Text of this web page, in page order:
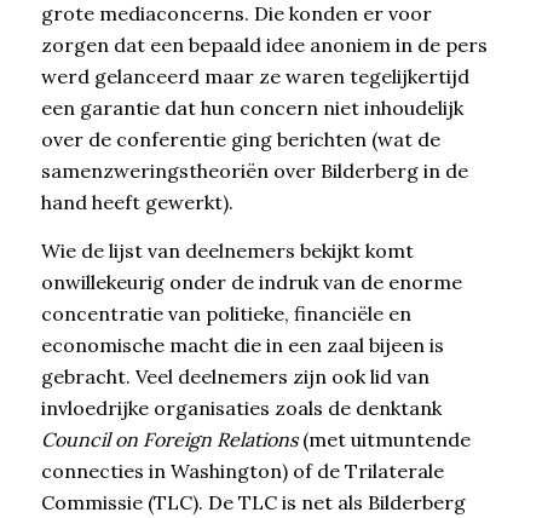
grote mediaconcerns. Die konden er voor
zorgen dat een bepaald idee anoniem in de pers
werd gelanceerd maar ze waren tegelijkertijd
een garantie dat hun concern niet inhoudelijk
over de conferentie ging berichten (wat de
samenzweringstheoriën over Bilderberg in de
hand heeft gewerkt).
Wie de lijst van deelnemers bekijkt komt
onwillekeurig onder de indruk van de enorme
concentratie van politieke, financiële en
economische macht die in een zaal bijeen is
gebracht. Veel deelnemers zijn ook lid van
invloedrijke organisaties zoals de denktank
Council on Foreign Relations (met uitmuntende
connecties in Washington) of de Trilaterale
Commissie (TLC). De TLC is net als Bilderberg